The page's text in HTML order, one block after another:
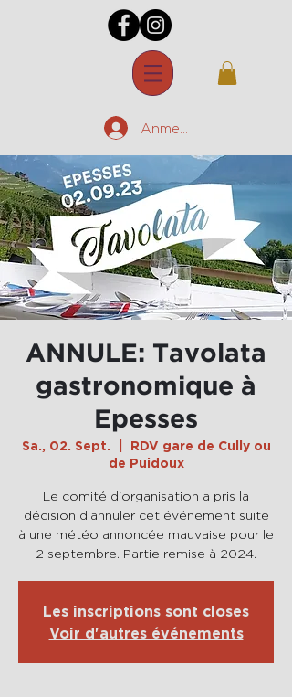
Anmelden
ANNULE: Tavolata
gastronomique à
Epesses
Sa., 02. Sept.
RDV gare de Cully ou
de Puidoux
Le comité d'organisation a pris la
décision d'annuler cet événement suite
à une météo annoncée mauvaise pour le
2 septembre. Partie remise à 2024.
Les inscriptions sont closes
Voir d'autres événements